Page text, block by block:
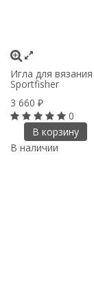
Игла для
Sportfisher
3 660 ₽
0
В корзину
В наличии